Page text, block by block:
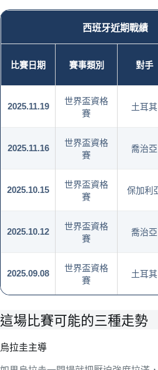
西班牙近期戰績
比賽日期 賽事類別 對手
2025.11.19
世界盃資格
賽
土耳其
2025.11.16
世界盃資格
賽
喬治亞
2025.10.15
世界盃資格
賽
保加利
2025.10.12
世界盃資格
賽
喬治亞
2025.09.08
世界盃資格
賽
土耳其
這場比賽可能的三種走勢
烏拉圭主導